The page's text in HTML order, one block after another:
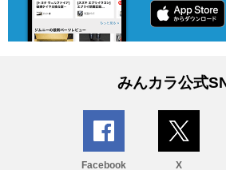
みんカラ公式
Facebook X